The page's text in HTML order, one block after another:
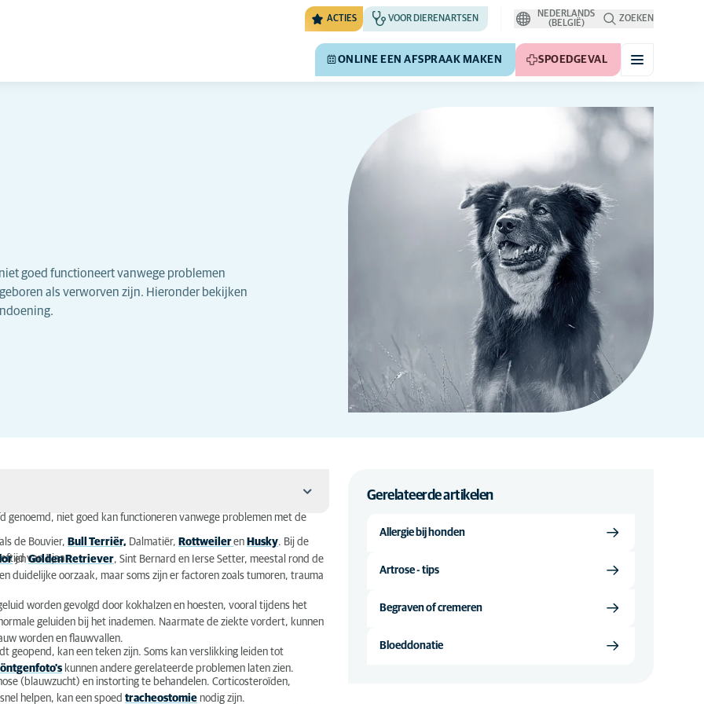
ACTIES VOOR DIERENARTSEN
NEDERLANDS
(BELGIË)
ZOEKEN
ONLINE EEN AFSPRAAK MAKEN SPOEDGEVAL
goed functioneert vanwege problemen
als verworven zijn. Hieronder bekijken
niet goed kan functioneren vanwege problemen met de
de Bouvier, Bull Terriër, Dalmatiër, Rottweileren Husky. Bij de
van 1 jaar.
enGolden Retriever, Sint Bernard en Ierse Setter, meestal rond de
duidelijke oorzaak, maar soms zijn er factoren zoals tumoren, trauma
worden gevolgd door kokhalzen en hoesten, vooral tijdens het
geluiden bij het inademen. Naarmate de ziekte vordert, kunnen
worden en flauwvallen.
geopend, kan een teken zijn. Soms kan verslikking leiden tot
kunnen andere gerelateerde problemen laten zien.
(blauwzucht) en instorting te behandelen. Corticosteroïden,
helpen, kan een spoed tracheostomie nodig zijn.
Gerelateerde artikelen
Allergie bij honden
Artrose - tips
Begraven of cremeren
Bloeddonatie